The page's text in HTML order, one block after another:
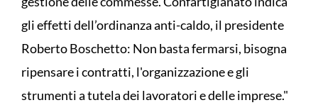
gli effetti dell’ordinanza anti-caldo, il presidente
Roberto Boschetto: Non basta fermarsi, bisogna
ripensare i contratti, l'organizzazione e gli
strumenti a tutela dei lavoratori e delle imprese."